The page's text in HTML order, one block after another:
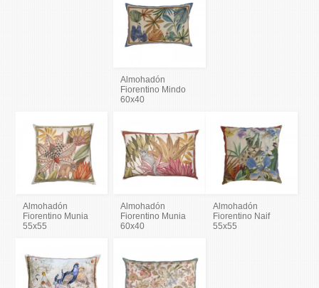
Almohadón
Fiorentino Mindo
60x40
Almohadón
Fiorentino Munia
55x55
Almohadón
Fiorentino Munia
60x40
Almohadón
Fiorentino Naif
55x55